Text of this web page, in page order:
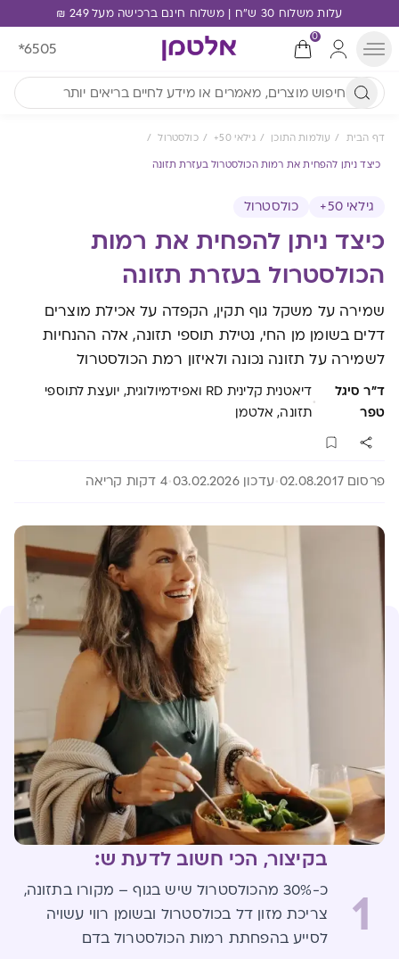
עלות משלוח 30 ש"ח | משלוח חינם ברכישה מעל 249 ₪
0
*6505
דף הבית עולמות התוכן גילאי 50+ כולסטרול
כיצד ניתן להפחית את רמות הכולסטרול בעזרת תזונה
גילאי 50+ כולסטרול
כיצד ניתן להפחית את רמות
הכולסטרול בעזרת תזונה
שמירה על משקל גוף תקין, הקפדה על אכילת מוצרים
דלים בשומן מן החי, נטילת תוספי תזונה, אלה ההנחיות
לשמירה על תזונה נכונה ולאיזון רמת הכולסטרול
ד"ר סיגל
טפר
·
דיאטנית קלינית RD ואפידמיולוגית, יועצת לתוספי
תזונה, אלטמן
פרסום 02.08.2017 עדכון 03.02.2026 4 דקות קריאה
בקיצור, הכי חשוב לדעת ש:
1
כ-30% מהכולסטרול שיש בגוף – מקורו בתזונה,
צריכת מזון דל בכולסטרול ובשומן רווי עשויה
לסייע בהפחתת רמות הכולסטרול בדם